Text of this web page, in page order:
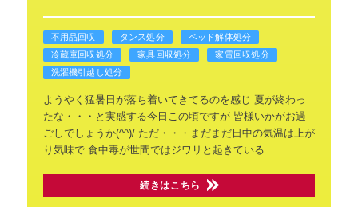
不用品回収 タンス処分
ベッド解体処分
冷蔵庫回収処分
家具回収処分
家電回収処分
洗濯機引越し処分
ようやく猛暑日が落ち着いてきてるのを感じ 夏が終わっ
たな・・・と実感する今日この頃ですが皆様いかがお過
ごしでしょうか(^^)/ ただ・・・まだまだ日中の気温は上が
り気味で食中毒が世間ではジワリと起きている
続きはこちら